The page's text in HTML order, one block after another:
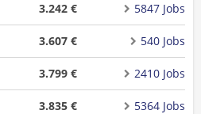
3.242 € 5847 Jobs
3.607 € 540 Jobs
3.799 € 2410 Jobs
3.835 € 5364 Jobs